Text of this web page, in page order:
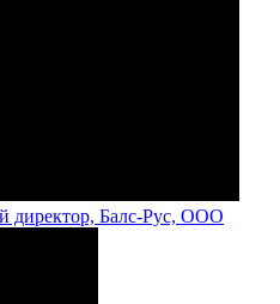
директор, Балс-Рус, ООО